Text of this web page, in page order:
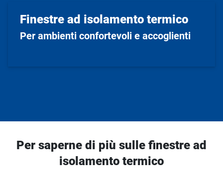
Finestre ad isolamento termico
Per ambienti confortevoli e accoglienti
Per saperne di più sulle finestre ad
isolamento termico